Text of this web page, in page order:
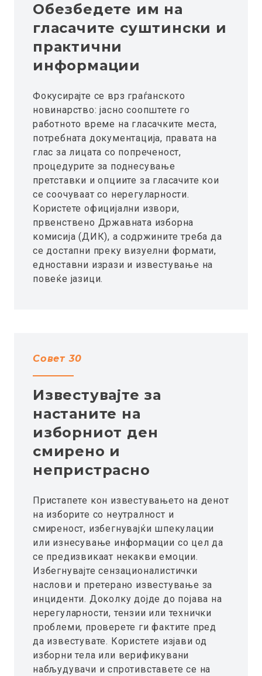
Обезбедете им на
гласачите суштински и
практични
информации
Фокусирајте се врз граѓанското
новинарство: јасно соопштете го
работното време на гласачките места,
потребната документација, правата на
глас за лицата со попреченост,
процедурите за поднесување
претставки и опциите за гласачите кои
се соочуваат со нерегуларности.
Користете официјални извори,
првенствено Државната изборна
комисија (ДИК), а содржините треба да
се достапни преку визуелни формати,
едноставни изрази и известување на
повеќе јазици.
Совет 30
Известувајте за
настаните на
изборниот ден
смирено и
непристрасно
Пристапете кон известувањето на денот
на изборите со неутралност и
смиреност, избегнувајќи шпекулации
или изнесување информации со цел да
се предизвикаат некакви емоции.
Избегнувајте сензационалистички
наслови и претерано известување за
инциденти. Доколку дојде до појава на
нерегуларности, тензии или технички
проблеми, проверете ги фактите пред
да известувате. Користете изјави од
изборни тела или верификувани
набљудувачи и спротивставете се на